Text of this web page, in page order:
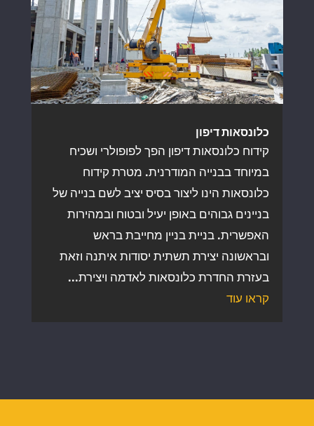
כלונסאות דיפון
קידוח כלונסאות דיפון הפך לפופולרי ושכיח
במיוחד בבנייה המודרנית. מטרת קידוח
כלונסאות הינו ליצור בסיס יציב לשם בנייה של
בניינים גבוהים באופן יעיל ובטוח ובמהירות
האפשרית. בניית בניין מחייבת בראש
ובראשונה יצירת תשתית יסודות איתנה וזאת
בעזרת החדרת כלונסאות לאדמה ויצירת...
קראו עוד